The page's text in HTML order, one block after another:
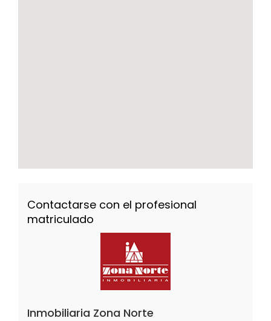
Contactarse con el profesional
matriculado
Inmobiliaria Zona Norte